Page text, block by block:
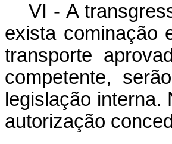
VI - A
exista cominação
transporte
competente,
legislação
autorização